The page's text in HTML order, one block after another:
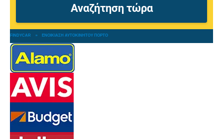
FINDYCAR » ΕΝΟΙΚΊΑΣΗ ΑΥΤΟΚΙΝΉΤΟΥ ΠΌΡΤΟ